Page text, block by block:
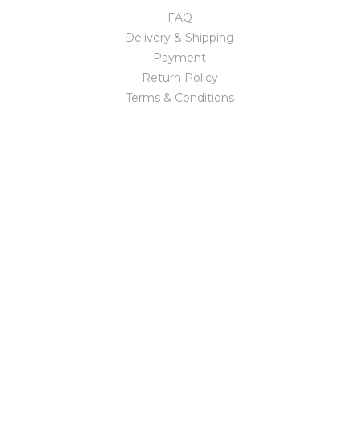
FAQ
Delivery & Shipping
Payment
Return Policy
Terms & Conditions